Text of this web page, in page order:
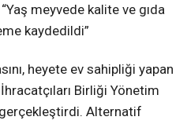
meyvede kalite ve gıda
kaydedildi”
heyete ev sahipliği yapan
Birliği Yönetim
Alternatif